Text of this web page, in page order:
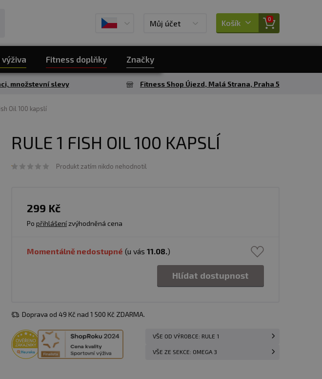
Můj účet Košík 0
výživa Fitness doplňky Značky
množstevní slevy Fitness Shop Újezd, Malá Strana, Praha 5
Oil 100 kapslí
RULE 1 FISH OIL 100 KAPSLÍ
Produkt zatím nikdo nehodnotil
299 Kč
Po přihlášenízvýhodněná cena
Momentálně nedostupné (u vás 11.08.)
Hlídat dostupnost
Doprava od 49 Kč nad 1 500 Kč ZDARMA.
VŠE OD VÝROBCE: RULE 1
VŠE ZE SEKCE: OMEGA 3